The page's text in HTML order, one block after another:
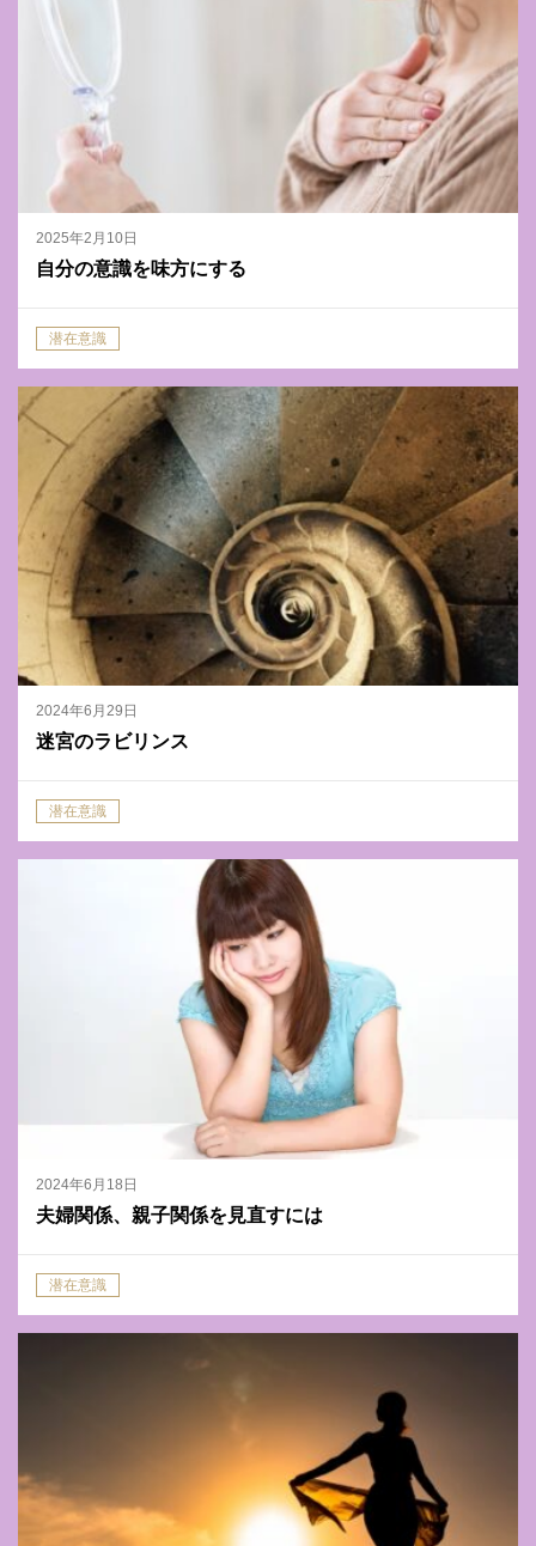
2025年2月10日
自分の意識を味方にする
潜在意識
2024年6月29日
迷宮のラビリンス
潜在意識
2024年6月18日
夫婦関係、親子関係を見直すには
潜在意識